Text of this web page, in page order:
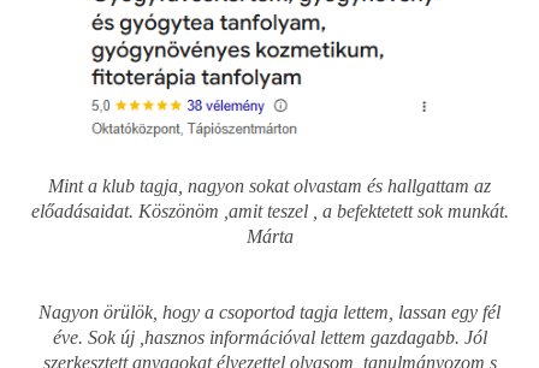
Mint a klub tagja, nagyon sokat olvastam és hallgattam az
előadásaidat. Köszönöm ,amit teszel , a befektetett sok munkát.
Márta
Nagyon örülök, hogy a csoportod tagja lettem, lassan egy fél
éve. Sok új ,hasznos információval lettem gazdagabb. Jól
szerkesztett anyagokat élvezettel olvasom, tanulmányozom s